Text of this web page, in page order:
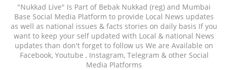
"Nukkad Live" Is Part of Bebak Nukkad (reg) and Mumbai
Base Social Media Platform to provide Local News updates
as well as national issues & facts stories on daily basis If you
want to keep your self updated with Local & national News
updates than don't forget to follow us We are Available on
Facebook, Youtube , Instagram, Telegram & other Social
Media Platforms